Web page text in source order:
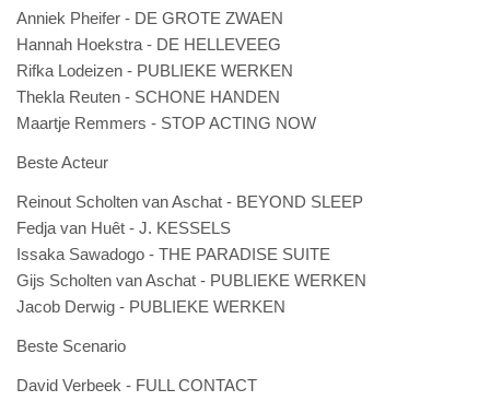
Anniek Pheifer - DE GROTE ZWAEN
Hannah Hoekstra - DE HELLEVEEG
Rifka Lodeizen - PUBLIEKE WERKEN
Thekla Reuten - SCHONE HANDEN
Maartje Remmers - STOP ACTING NOW
Beste Acteur
Reinout Scholten van Aschat - BEYOND SLEEP
Fedja van Huêt - J. KESSELS
Issaka Sawadogo - THE PARADISE SUITE
Gijs Scholten van Aschat - PUBLIEKE WERKEN
Jacob Derwig - PUBLIEKE WERKEN
Beste Scenario
David Verbeek - FULL CONTACT